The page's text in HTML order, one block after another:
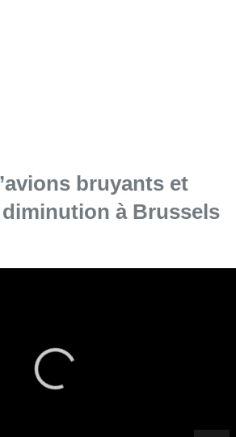
bruyants et
à Brussels
sonores à l’aéroport de Zaventem.
par nos confrères du journal Le Soir.